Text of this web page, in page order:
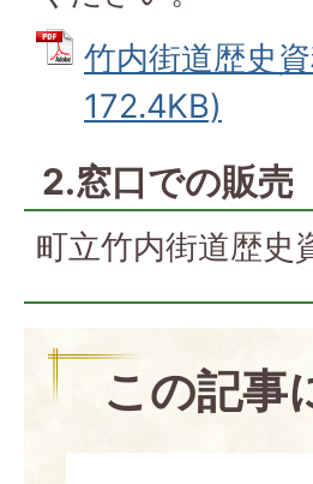
竹内街道歴史
172.4KB)
2.窓口での販売
町立竹内街道歴史
この記事